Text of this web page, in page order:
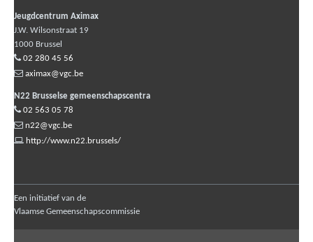
Jeugdcentrum Aximax
J.W. Wilsonstraat 19
1000 Brussel
02 280 45 56
aximax@vgc.be
N22 Brusselse gemeenschapscentra
02 563 05 78
n22@vgc.be
http://www.n22.brussels/
Een initiatief van de
Vlaamse Gemeenschapscommissie